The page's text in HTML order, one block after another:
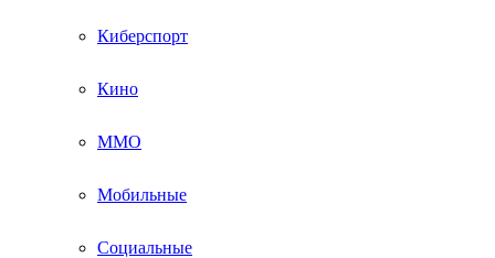
Киберспорт
Кино
ММО
Мобильные
Социальные